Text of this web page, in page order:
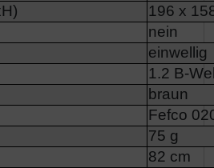
196 x
nein
einwellig
1.2 B-
braun
Fefco
75 g
82 cm